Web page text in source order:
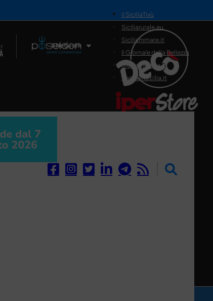
Il Network
il SiciliaTivù
Siciliarurale.eu
Siciliammare.it
Il Giornale della Bellezza
Siciliamedica.it
Sanitainsicilia.it